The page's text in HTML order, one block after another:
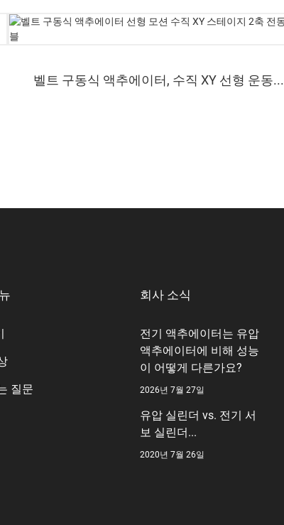
벨트 구동식 액추에이터, 수직 XY 선형 운동...
질문
회사 소식
전기 액추에이터는 유압
액추에이터에 비해 성능
이 어떻게 다른가요?
2026년 7월 27일
유압 실린더 vs. 전기 서
보 실린더...
2020년 7월 26일